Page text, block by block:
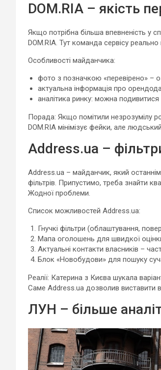
DOM.RIA – якість
Якщо потрібна більша впевненість у
DOM.RIA. Тут команда сервісу
Особливості майданчика:
фото з позначкою «перевірено» –
актуальна інформація про
аналітика ринку: можна
Порада: Якщо помітили незрозумілу
DOM.RIA мінімізує фейки, але
Address.ua –
Address.ua – майданчик, який
фільтрів. Припустимо, треба знайти
Жодної проблеми.
Список можливостей Address.ua:
Гнучкі фільтри (облаштування,
Мапа оголошень для швидкої
Актуальні контакти власників –
Блок «Новобудови» для пошуку
Реалії: Катерина з Києва шукала
Саме Address.ua дозволив виставити
ЛУН – більше